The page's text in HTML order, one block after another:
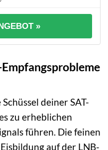
»
deiner SAT-
zu erheblichen
führen. Die feinen
auf der LNB-